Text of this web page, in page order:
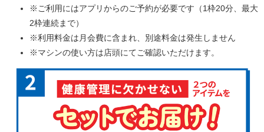
※ご利用にはアプリからのご予約が必要です（1枠20分、最大
2枠連続まで）
※利用料金は月会費に含まれ、別途料金は発生しません
※マシンの使い方は店頭にてご確認いただけます。